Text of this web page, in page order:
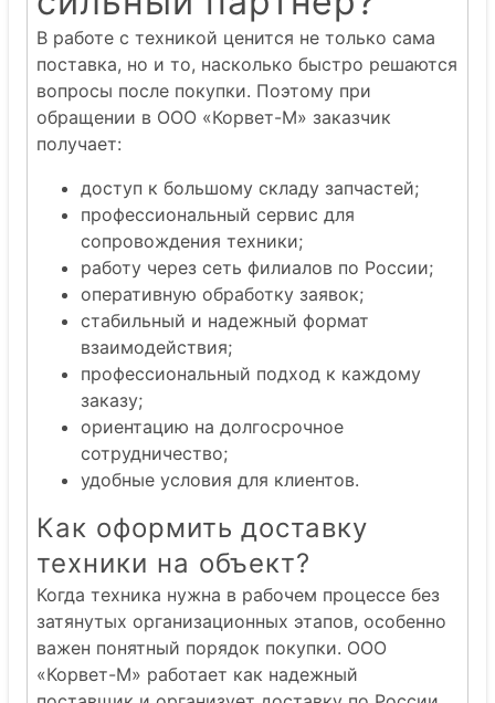
В работе с техникой ценится не только сама
поставка, но и то, насколько быстро решаются
вопросы после покупки. Поэтому при
обращении в ООО «Корвет-М» заказчик
получает:
доступ к большому складу запчастей;
профессиональный сервис для
сопровождения техники;
работу через сеть филиалов по России;
оперативную обработку заявок;
стабильный и надежный формат
взаимодействия;
профессиональный подход к каждому
заказу;
ориентацию на долгосрочное
сотрудничество;
удобные условия для клиентов.
Как оформить доставку
техники на объект?
Когда техника нужна в рабочем процессе без
затянутых организационных этапов, особенно
важен понятный порядок покупки. ООО
«Корвет-М» работает как надежный